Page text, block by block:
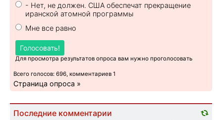
- Нет, не должен. США обеспечат прекращение
иранской атомной программы
Мне все равно
Голосовать!
Для просмотра результатов опроса вам нужно проголосовать
Всего голосов: 696, комментариев 1
Страница опроса »
Последние комментарии